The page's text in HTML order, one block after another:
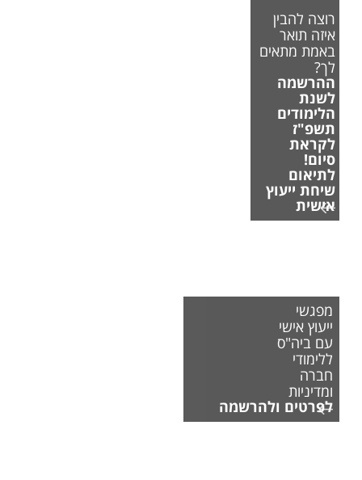
רוצה להבין
איזה תואר
באמת מתאים
לך?
ההרשמה
לשנת
הלימודים
תשפ"ז
לקראת
סיום!
לתיאום
שיחת ייעוץ
אישית
מפגשי
ייעוץ אישי
עם ביה"ס
ללימודי
חברה
ומדיניות
לפרטים ולהרשמה